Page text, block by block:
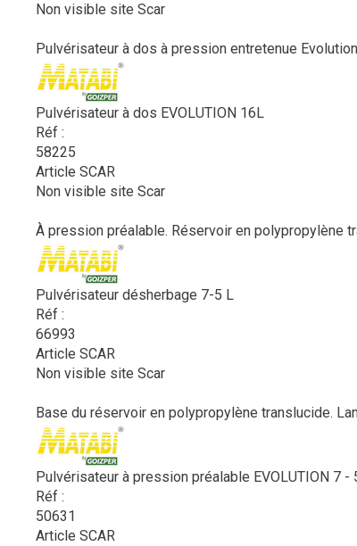
Non visible site Scar
Pulvérisateur à dos à pression entretenue
Pulvérisateur à dos EVOLUTION 16L
Réf :
58225
Article SCAR
Non visible site Scar
À pression préalable. Réservoir en polypropylène
Pulvérisateur désherbage 7-5 L
Réf :
66993
Article SCAR
Non visible site Scar
Base du réservoir en polypropylène translucide.
Pulvérisateur à pression préalable EVOLUTION 7 -
Réf :
50631
Article SCAR